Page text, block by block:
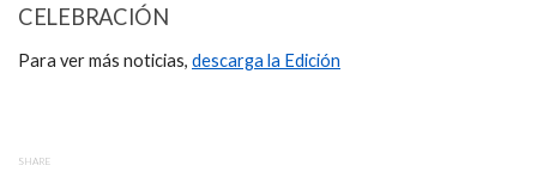
CELEBRACIÓN
Para ver más noticias, descarga la Edición
SHARE